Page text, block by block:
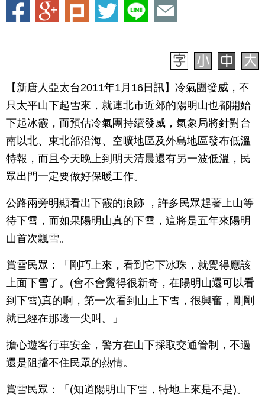
【新唐人亞太台2011年1月16日訊】冷氣團發威，不
只太平山下起雪來，就連北市近郊的陽明山也都開始
下起冰霰，而預估冷氣團持續發威，氣象局將針對台
南以北、東北部沿海、空曠地區及外島地區發布低溫
特報，而且今天晚上到明天清晨還有另一波低溫，民
眾出門一定要做好保暖工作。
公路兩旁明顯看出下霰的痕跡 ，許多民眾趕著上山等
待下雪，而如果陽明山真的下雪，這將是五年來陽明
山首次飄雪。
賞雪民眾：「剛巧上來，看到它下冰珠，就覺得應該
上面下雪了。(會不會覺得很新奇，在陽明山還可以看
到下雪)真的啊，第一次看到山上下雪，很興奮，剛剛
就已經在那邊一尖叫。」
擔心遊客行車安全，警方在山下採取交通管制，不過
還是阻擋不住民眾的熱情。
賞雪民眾：「(知道陽明山下雪，特地上來是不是)。